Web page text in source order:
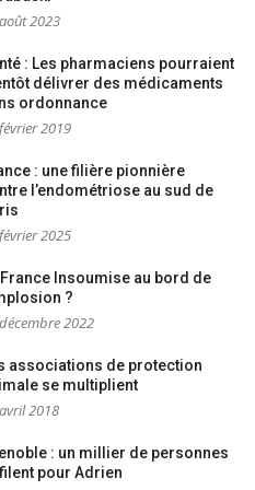
2023
: Les pharmaciens pourraient
délivrer des médicaments
ordonnance
2019
: une filière pionnière
l’endométriose au sud de
2025
France Insoumise au bord de
?
2022
associations de protection
se multiplient
2018
: un millier de personnes
pour Adrien